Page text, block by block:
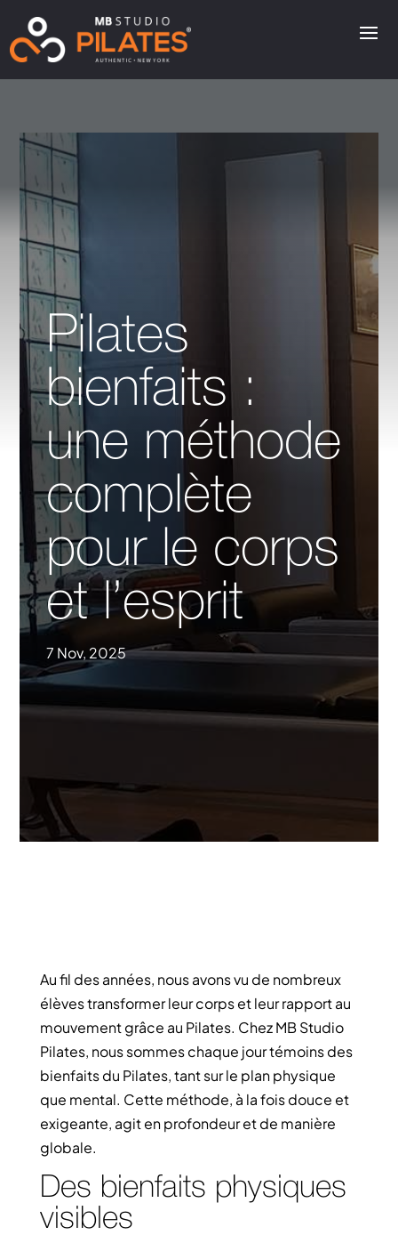
Pilates
bienfaits :
une méthode
complète
pour le corps
et l’esprit
7 Nov, 2025
Au fil des années, nous avons vu de nombreux
élèves transformer leur corps et leur rapport au
mouvement grâce au Pilates. Chez MB Studio
Pilates, nous sommes chaque jour témoins des
bienfaits du Pilates, tant sur le plan physique
que mental. Cette méthode, à la fois douce et
exigeante, agit en profondeur et de manière
globale.
Des bienfaits physiques
visibles